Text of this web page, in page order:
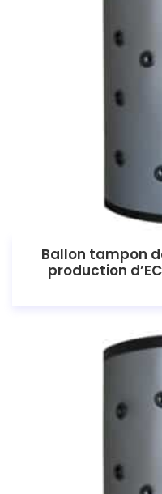
Ballon tampon
production